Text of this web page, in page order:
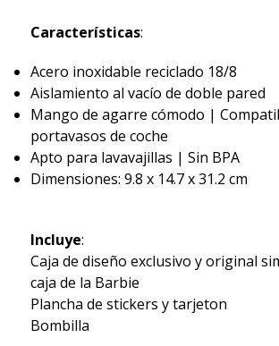
Características:
Acero inoxidable reciclado 18/8
Aislamiento al vacío de doble pared
Mango de agarre cómodo |
portavasos de coche
Apto para lavavajillas | Sin BPA
Dimensiones: 9.8 x 14.7 x 31.2 cm
Incluye:
Caja de diseño exclusivo y original
caja de la Barbie
Plancha de stickers y tarjeton
Bombilla